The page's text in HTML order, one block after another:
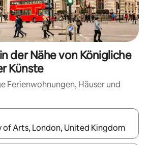
der Nähe von Königliche
Künste
Ferienwohnungen, Häuser und
verfügbar sind, navigiere mit den